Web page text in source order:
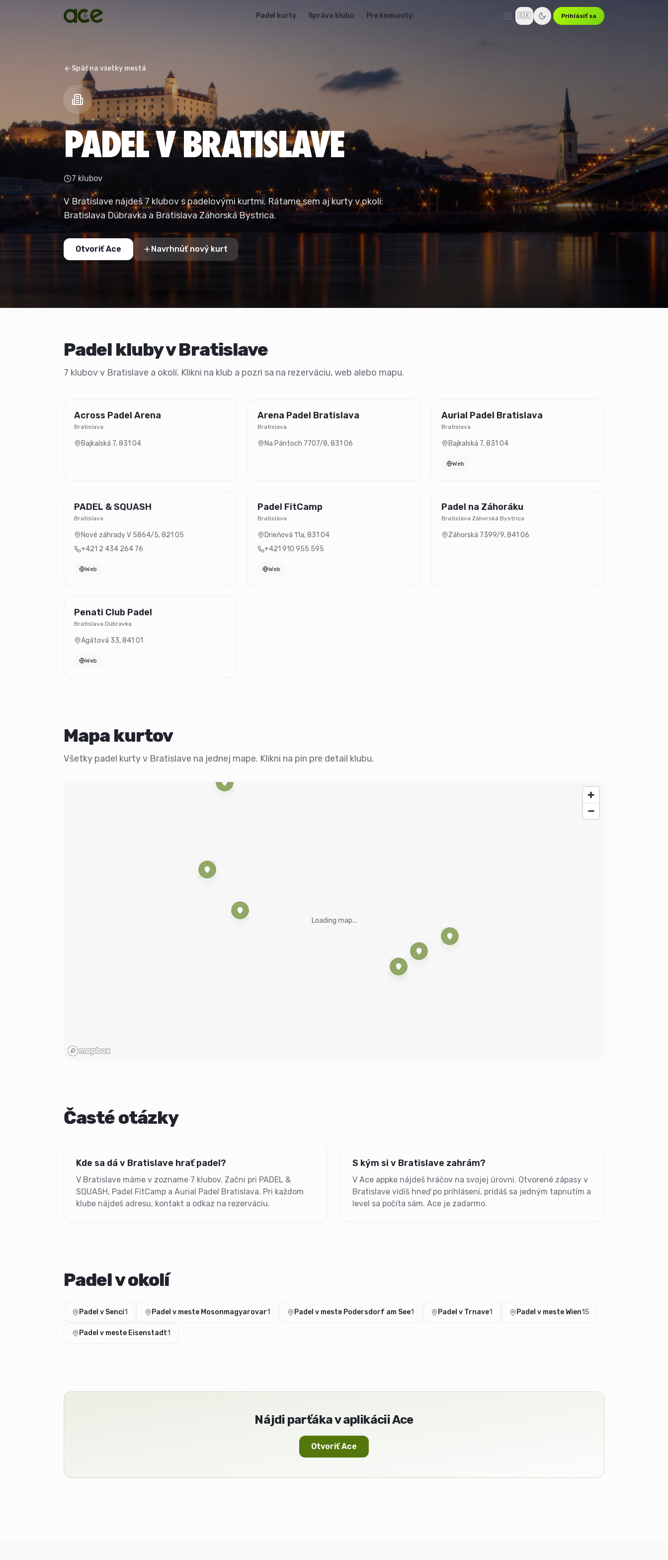
Padel kurty Správa klubu Pre komunity 🇸🇰 Prihlásiť sa
Späť na všetky mestá
PADEL V BRATISLAVE
7 klubov
V Bratislave nájdeš 7 klubov s padelovými kurtmi. Rátame sem aj kurty v okolí:
Bratislava Dúbravka a Bratislava Záhorská Bystrica.
Otvoriť Ace Navrhnúť nový kurt
Padel kluby v Bratislave
7 klubov v Bratislave a okolí. Klikni na klub a pozri sa na rezerváciu, web alebo mapu.
Across Padel Arena
Bratislava
Bajkalská 7,831 04
Arena Padel Bratislava
Bratislava
Na Pántoch 7707/8,831 06
Aurial Padel Bratislava
Bratislava
Bajkalská 7,831 04
Web
PADEL & SQUASH
Bratislava
Nové záhrady V 5864/5,821 05
+421 2 434 264 76
Web
Padel FitCamp
Bratislava
Drieňová 11a,831 04
+421 910 955 595
Web
Padel na Záhoráku
Bratislava Záhorská Bystrica
Záhorská 7399/9,841 06
Penati Club Padel
Bratislava Dúbravka
Agátová 33,841 01
Web
Mapa kurtov
Všetky padel kurty v Bratislave na jednej mape. Klikni na pin pre detail klubu.
Loading map...
Časté otázky
Kde sa dá v Bratislave hrať padel?
V Bratislave máme v zozname 7 klubov. Začni pri PADEL &
SQUASH, Padel FitCamp a Aurial Padel Bratislava. Pri každom
klube nájdeš adresu, kontakt a odkaz na rezerváciu.
S kým si v Bratislave zahrám?
V Ace appke nájdeš hráčov na svojej úrovni. Otvorené zápasy v
Bratislave vidíš hneď po prihlásení, pridáš sa jedným tapnutím a
level sa počíta sám. Ace je zadarmo.
Padel v okolí
Padel v Senci1 Padel v meste Mosonmagyarovar1 Padel v meste Podersdorf am See1 Padel v Trnave1 Padel v meste Wien15
Padel v meste Eisenstadt1
Nájdi parťáka v aplikácii Ace
Otvoriť Ace